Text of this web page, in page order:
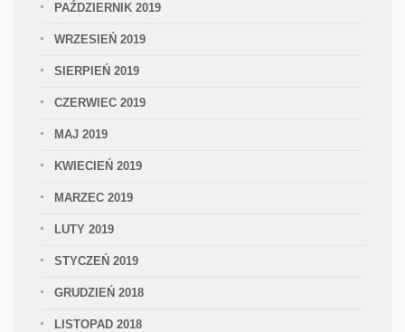
PAŹDZIERNIK 2019
WRZESIEŃ 2019
SIERPIEŃ 2019
CZERWIEC 2019
MAJ 2019
KWIECIEŃ 2019
MARZEC 2019
LUTY 2019
STYCZEŃ 2019
GRUDZIEŃ 2018
LISTOPAD 2018